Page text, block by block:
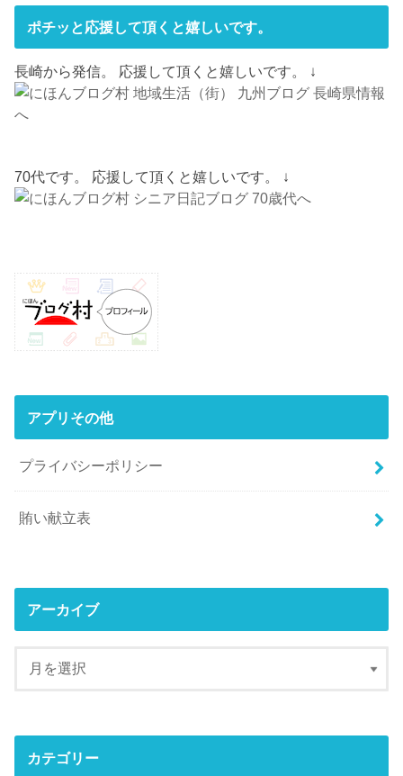
ポチッと応援して頂くと嬉しいです。
長崎から発信。 応援して頂くと嬉しいです。 ↓
70代です。 応援して頂くと嬉しいです。 ↓
アプリその他
プライバシーポリシー
賄い献立表
アーカイブ
カテゴリー